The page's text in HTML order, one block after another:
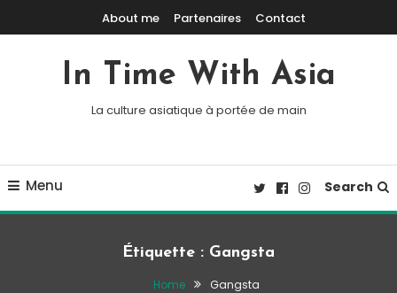
Skip To ContentAbout me Partenaires Contact
In Time With Asia
La culture asiatique à portée de main
Menu Search
Étiquette : Gangsta
Home Gangsta